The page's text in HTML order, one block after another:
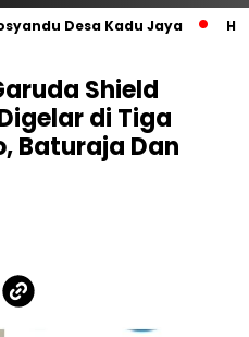
Desa Kadu Jaya‎
HCM
Shield
di Tiga
Baturaja Dan